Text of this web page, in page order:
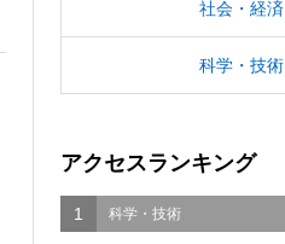
社会・経済
科学・技術
アクセスランキング
1 科学・技術